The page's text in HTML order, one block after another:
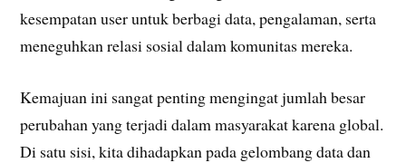
kesempatan user untuk berbagi data, pengalaman, serta
meneguhkan relasi sosial dalam komunitas mereka.
Kemajuan ini sangat penting mengingat jumlah besar
perubahan yang terjadi dalam masyarakat karena global.
Di satu sisi, kita dihadapkan pada gelombang data dan